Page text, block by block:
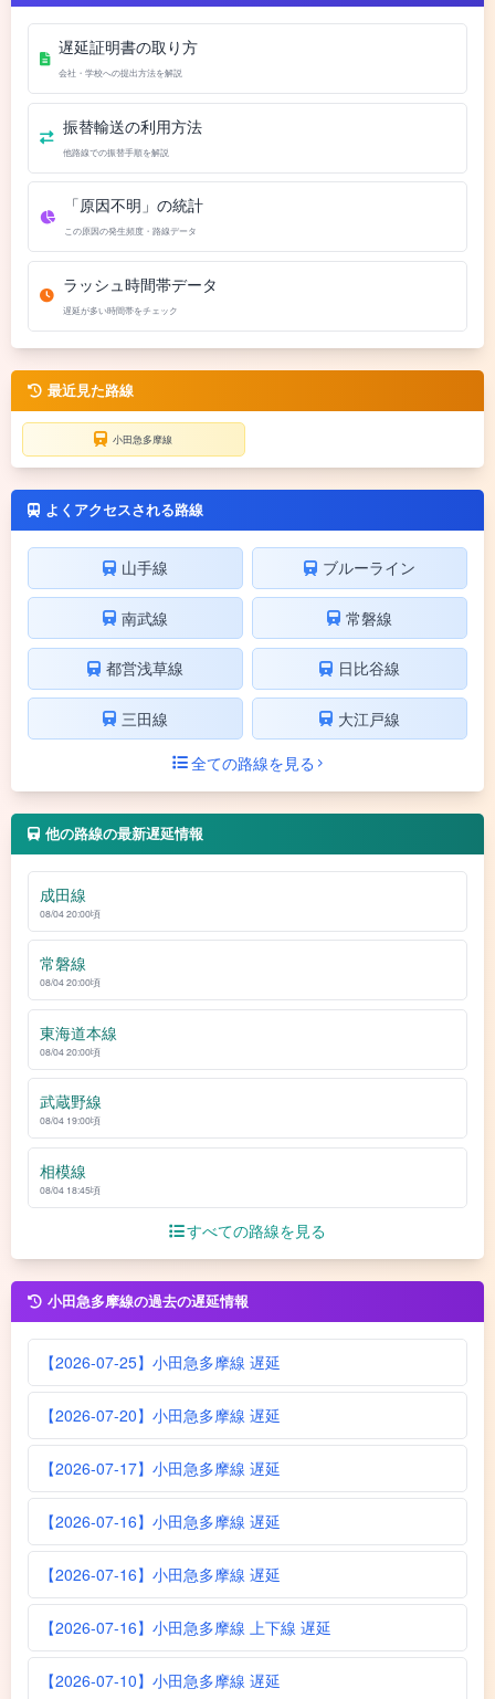
遅延証明書の取り方
会社・学校への提出方法を解説
振替輸送の利用方法
他路線での振替手順を解説
「原因不明」の統計
この原因の発生頻度・路線データ
ラッシュ時間帯データ
遅延が多い時間帯をチェック
最近見た路線
小田急多摩線
よくアクセスされる路線
山手線 ブルーライン
南武線 常磐線
都営浅草線 日比谷線
三田線
大江戸線
全ての路線を見る
他の路線の最新遅延情報
成田線
08/04 20:00頃
常磐線
08/04 20:00頃
東海道本線
08/04 20:00頃
武蔵野線
08/04 19:00頃
相模線
08/04 18:45頃
すべての路線を見る
小田急多摩線の過去の遅延情報
【2026-07-25】小田急多摩線 遅延
【2026-07-20】小田急多摩線 遅延
【2026-07-17】小田急多摩線 遅延
【2026-07-16】小田急多摩線 遅延
【2026-07-16】小田急多摩線 遅延
【2026-07-16】小田急多摩線 上下線 遅延
【2026-07-10】小田急多摩線 遅延